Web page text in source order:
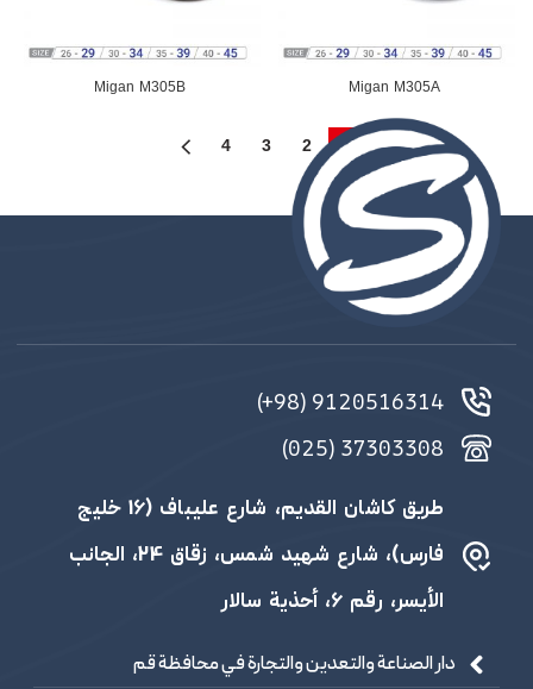
Migan M305A
Migan M305B
1
2
3
4
9120516314 (98+)
37303308 (025)
طريق كاشان القديم، شارع عليباف (16 خليج
فارس)، شارع شهيد شمس، زقاق 24، الجانب
الأيسر، رقم 6، أحذية سالار
دار الصناعة والتعدين والتجارة في محافظة قم